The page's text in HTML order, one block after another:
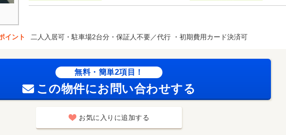
イント 二人入居可・駐車場2台分・保証人不要／代行 ・初期費用カード決済可
無料・簡単2項目！
この物件にお問い合わせする
お気に入りに追加する